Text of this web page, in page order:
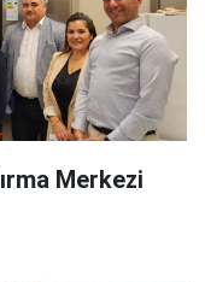
Merkezi